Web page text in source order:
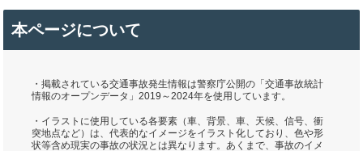
本ページについて
・掲載されている交通事故発生情報は警察庁公開の「交通事故統計
情報のオープンデータ」2019～2024年を使用しています。
・イラストに使用している各要素（車、背景、車、天候、信号、衝
突地点など）は、代表的なイメージをイラスト化しており、色や形
状等含め現実の事故の状況とは異なります。あくまで、事故のイメ